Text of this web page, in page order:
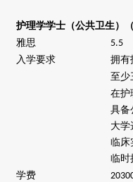
护理学学士（公共卫生）（
雅思
5.5
入学要求
拥有
至少
在护
具备
大学
临床
临时
学费